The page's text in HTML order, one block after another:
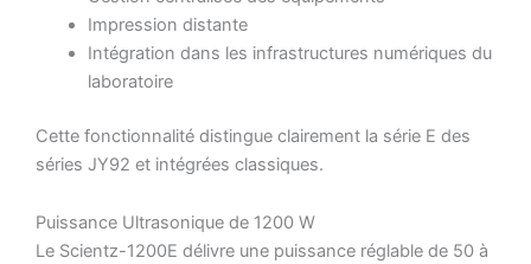
Impression distante
Intégration dans les infrastructures numériques du
laboratoire
Cette fonctionnalité distingue clairement la série E des
séries JY92 et intégrées classiques.
Puissance Ultrasonique de 1200 W
Le Scientz-1200E délivre une puissance réglable de 50 à